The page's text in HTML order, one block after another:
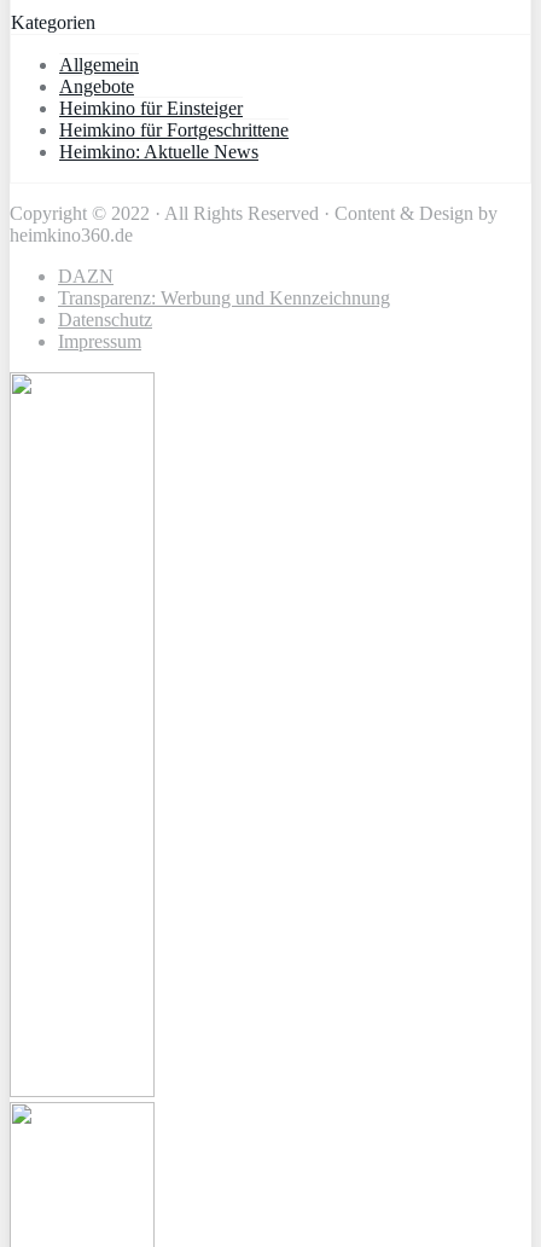
Kategorien
Allgemein
Angebote
Heimkino für Einsteiger
Heimkino für Fortgeschrittene
Heimkino: Aktuelle News
Copyright © 2022 · All Rights Reserved · Content & Design by
heimkino360.de
DAZN
Transparenz: Werbung und Kennzeichnung
Datenschutz
Impressum